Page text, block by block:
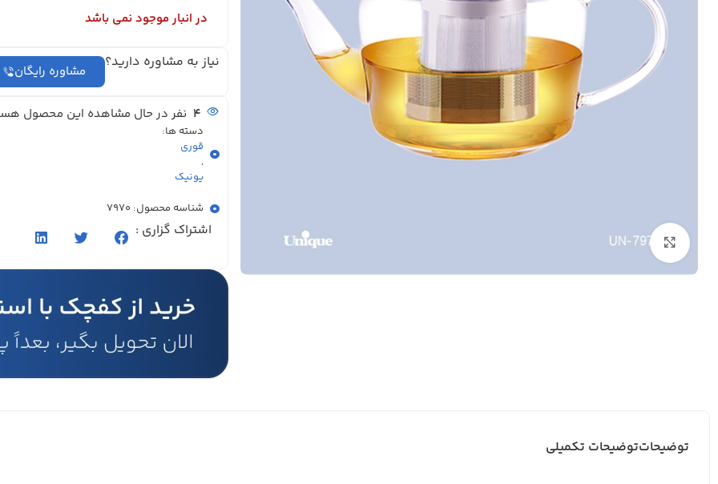
بزرگنمایی تصویر
در انبار موجود نمی باشد
نیاز به مشاوره دارید؟ مشاوره رایگان
4 نفر در حال مشاهده این محصول
دسته ها:
قوری
,
یونیک
شناسه محصول: 7970
اشتراک گزاری :
توضیحاتتوضیحات تکمیلی